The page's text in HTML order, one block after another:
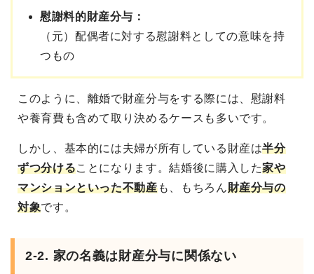
慰謝料的財産分与：
（元）配偶者に対する慰謝料としての意味を持
つもの
このように、離婚で財産分与をする際には、慰謝料
や養育費も含めて取り決めるケースも多いです。
しかし、基本的には夫婦が所有している財産は半分
ずつ分けることになります。結婚後に購入した家や
マンションといった不動産も、もちろん財産分与の
対象です。
2-2. 家の名義は財産分与に関係ない